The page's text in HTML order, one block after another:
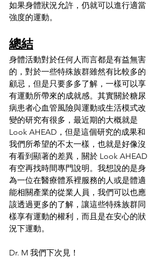
如果身體狀況允許，仍就可以進行適當
強度的運動。
總結
身體活動對於任何人而言都是有益無害
的，對於一些特殊族群雖然有比較多的
顧忌，但是只要多多了解，一樣可以享
有運動所帶來的成就感。其實關於糖尿
病患者心血管風險與運動或生活模式改
變的研究有很多，最近期的大概就是
Look AHEAD，但是這個研究的成果和
我們所希望的不太一樣，也就是好像沒
有看到顯著的差異，關於 Look AHEAD
有空再找時間專門說明。我想說的是身
為一位在醫療體系裡服務的人或是體適
能相關產業的從業人員，我們可以也應
該透過更多的了解，讓這些特殊族群同
樣享有運動的權利，而且是在安心的狀
況下運動。
Dr. M 我們下次見！